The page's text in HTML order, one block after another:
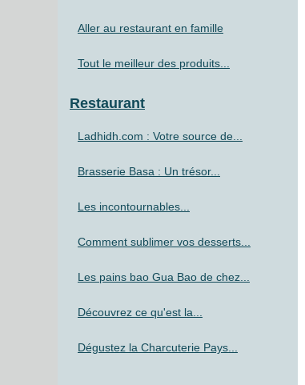
Aller au restaurant en famille
Tout le meilleur des produits...
Restaurant
Ladhidh.com : Votre source de...
Brasserie Basa : Un trésor...
Les incontournables...
Comment sublimer vos desserts...
Les pains bao Gua Bao de chez...
Découvrez ce qu'est la...
Dégustez la Charcuterie Pays...